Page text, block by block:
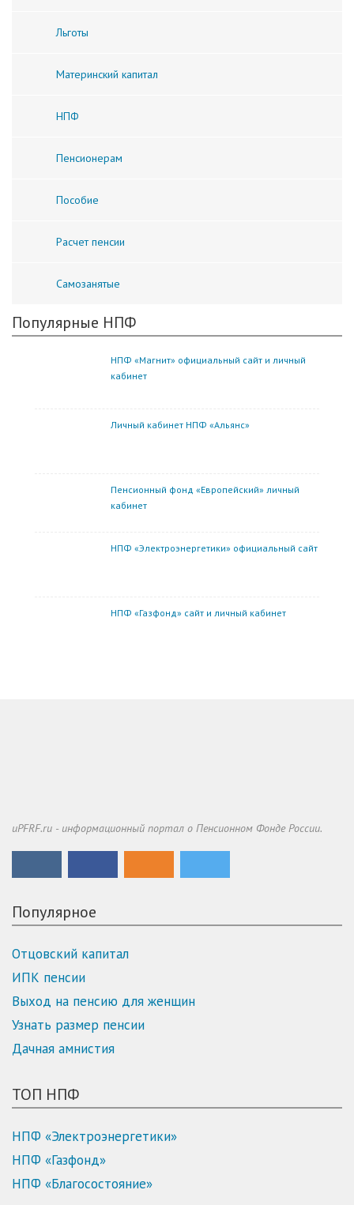
Льготы
Материнский капитал
НПФ
Пенсионерам
Пособие
Расчет пенсии
Самозанятые
Популярные НПФ
НПФ «Магнит» официальный сайт и личный
кабинет
Личный кабинет НПФ «Альянс»
Пенсионный фонд «Европейский» личный
кабинет
НПФ «Электроэнергетики» официальный сайт
НПФ «Газфонд» сайт и личный кабинет
uPFRF.ru - информационный портал о Пенсионном Фонде России.
Популярное
Отцовский капитал
ИПК пенсии
Выход на пенсию для женщин
Узнать размер пенсии
Дачная амнистия
ТОП НПФ
НПФ «Электроэнергетики»
НПФ «Газфонд»
НПФ «Благосостояние»